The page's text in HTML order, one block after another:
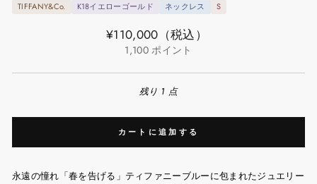
TIFFANY&Co. K18イエローゴールド ネックレス S
通
¥110,000 （税込）
1,100 ポイント
残り 1 点
カートに追加する
永遠の憧れ「春を告げる」ティファニーブルーに包まれたジュエリー